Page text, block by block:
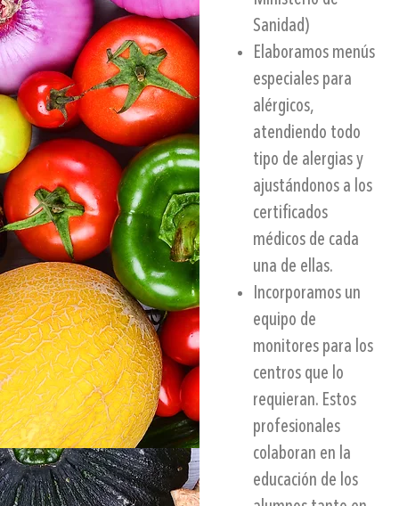
Sanidad)
Elaboramos menús
especiales para
alérgicos,
atendiendo todo
tipo de alergias y
ajustándonos a los
certificados
médicos de cada
una de ellas.
Incorporamos un
equipo de
monitores para los
centros que lo
requieran. Estos
profesionales
colaboran en la
educación de los